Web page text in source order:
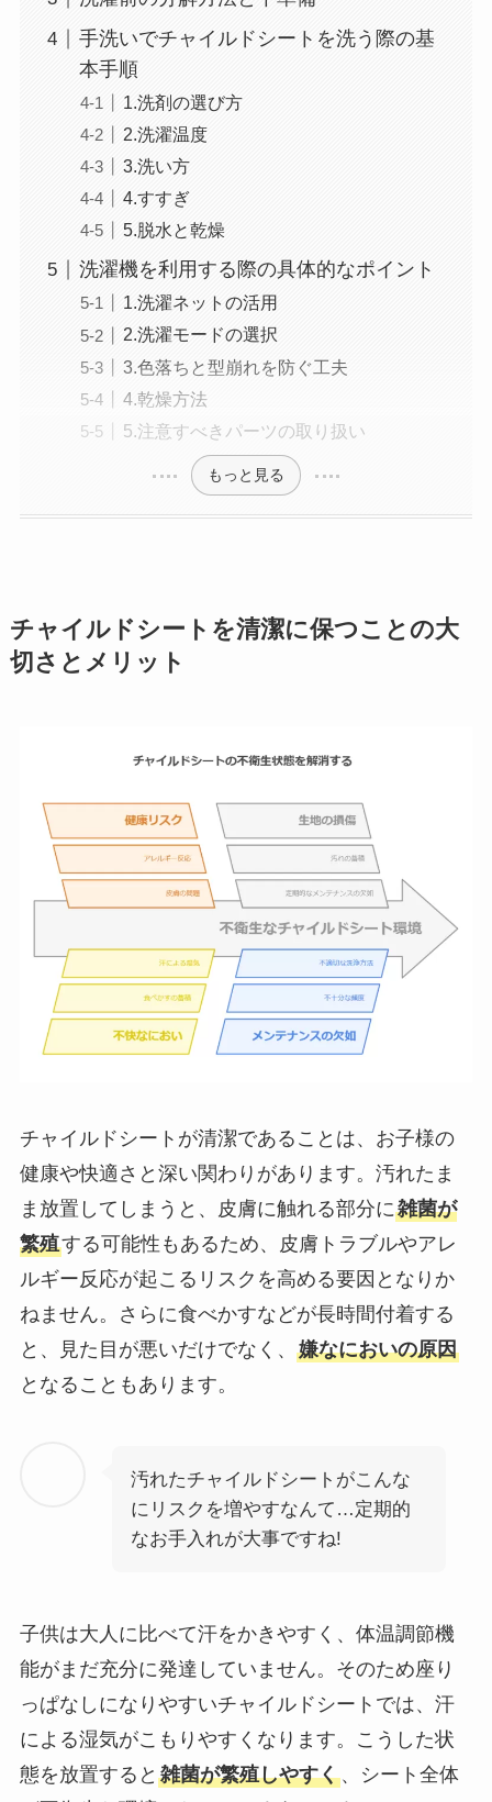
手洗いでチャイルドシートを洗う際の基
本手順
1.洗剤の選び方
2.洗濯温度
3.洗い方
4.すすぎ
5.脱水と乾燥
洗濯機を利用する際の具体的なポイント
1.洗濯ネットの活用
2.洗濯モードの選択
3.色落ちと型崩れを防ぐ工夫
4.乾燥方法
5.注意すべきパーツの取り扱い
もっと見る
チャイルドシートを清潔に保つことの大
切さとメリット
チャイルドシートが清潔であることは、お子様の
健康や快適さと深い関わりがあります。汚れたま
ま放置してしまうと、皮膚に触れる部分に雑菌が
繁殖する可能性もあるため、皮膚トラブルやアレ
ルギー反応が起こるリスクを高める要因となりか
ねません。さらに食べかすなどが長時間付着する
と、見た目が悪いだけでなく、 嫌なにおいの原因
となることもあります。
汚れたチャイルドシートがこんな
にリスクを増やすなんて…定期的
なお手入れが大事ですね!
子供は大人に比べて汗をかきやすく、体温調節機
能がまだ充分に発達していません。そのため座り
っぱなしになりやすいチャイルドシートでは、汗
による湿気がこもりやすくなります。こうした状
態を放置すると 雑菌が繁殖しやすく、シート全体